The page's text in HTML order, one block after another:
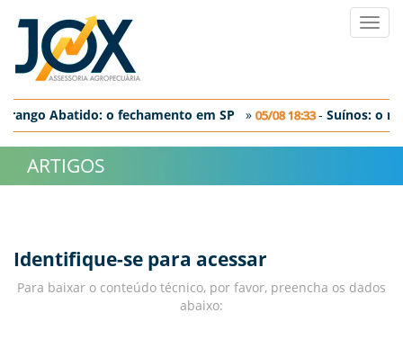
Frango Abatido: o fechamento em SP » 05/08 18:33- Suí­nos: o
Ovos: discreta correção nos preços negociados no dia de hoje
ARTIGOS
Identifique-se para acessar
Para baixar o conteúdo técnico, por favor, preencha os dados
abaixo: